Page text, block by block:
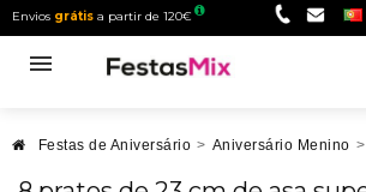
Envios grátis a partir de 120€
Festas de Aniversário > Aniversário Menino >